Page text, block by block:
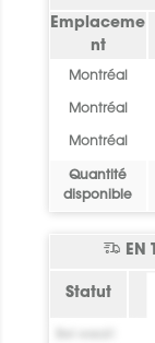
Emplaceme
nt
Montréal
Montréal
Montréal
Quantité
disponible
EN
Statut